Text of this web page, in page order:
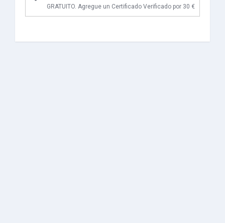
GRATUITO. Agregue un Certificado Verificado por 30 €